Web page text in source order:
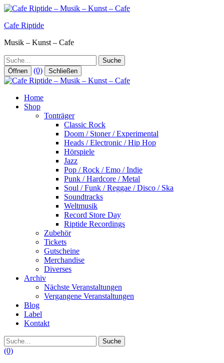
Zum
springen
Cafe Riptide
Musik – Kunst – Cafe
Suche
Öffnen (0) Schließen
Home
Shop
Tonträger
Classic Rock
Doom / Stoner / Experimental
Heads / Electronic / Hip Hop
Hörspiele
Jazz
Pop / Rock / Emo / Indie
Punk / Hardcore / Metal
Soul / Funk / Reggae / Disco / Ska
Soundtracks
Weltmusik
Record Store Day
Riptide Recordings
Zubehör
Tickets
Gutscheine
Merchandise
Diverses
Archiv
Nächste Veranstaltungen
Vergangene Veranstaltungen
Blog
Label
Kontakt
Suche
(0)